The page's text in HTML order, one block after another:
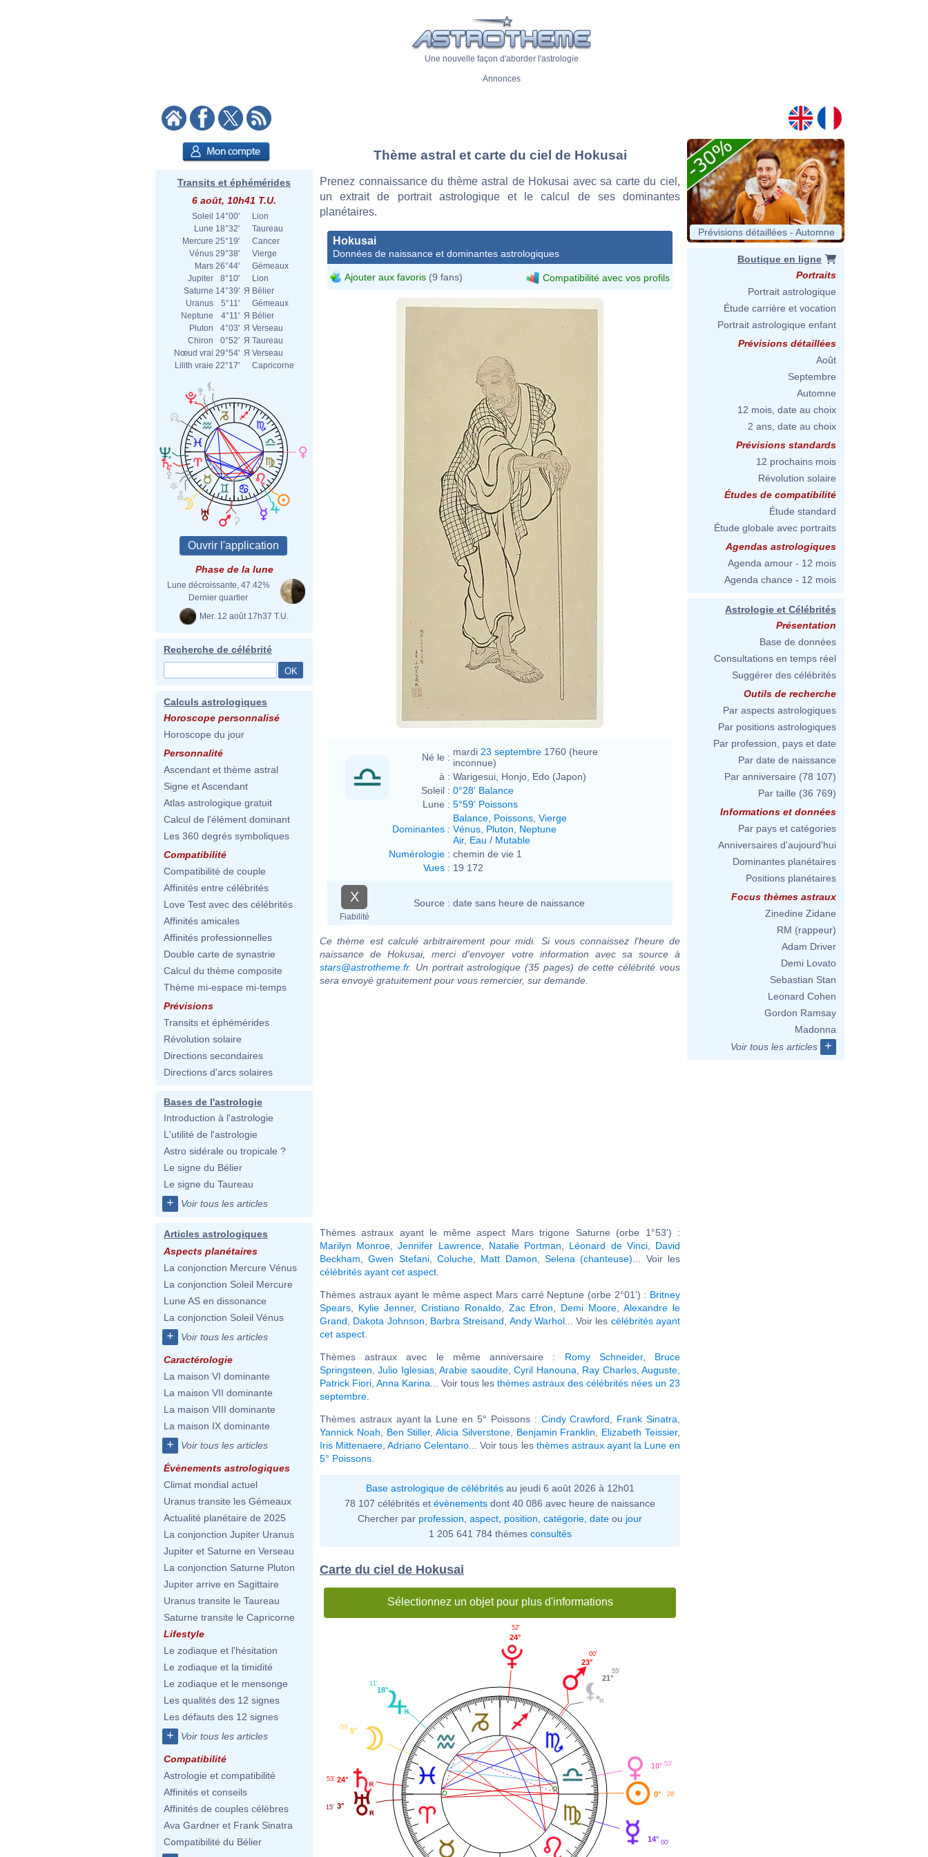
Une nouvelle façon d'aborder l'astrologie
Annonces
Transits et éphémérides
6 août, 10h41 T.U.
Soleil 14°00'
Lion
Lune 18°32'
Taureau
Mercure 25°19'
Cancer
Vénus 29°38'
Vierge
Mars 26°44'
Gémeaux
Jupiter
8°10'
Lion
Saturne 14°39' Я Bélier
Uranus
5°11'
Gémeaux
Neptune
4°11' Я Bélier
Pluton
4°03' Я Verseau
Chiron
0°52' Я Taureau
Nœud vrai 29°54' Я Verseau
Lilith vraie 22°17' Capricorne
Phase de la lune
Lune décroissante, 47.42%
Dernier quartier
Mer. 12 août 17h37 T.U.
Recherche de célébrité
Calculs astrologiques
Horoscope personnalisé
Horoscope du jour
Personnalité
Ascendant et thème astral
Signe et Ascendant
Atlas astrologique gratuit
Calcul de l'élément dominant
Les 360 degrés symboliques
Compatibilité
Compatibilité de couple
Affinités entre célébrités
Love Test avec des célébrités
Affinités amicales
Affinités professionnelles
Double carte de synastrie
Calcul du thème composite
Thème mi-espace mi-temps
Prévisions
Transits et éphémérides
Révolution solaire
Directions secondaires
Directions d'arcs solaires
Bases de l'astrologie
Introduction à l'astrologie
L'utilité de l'astrologie
Astro sidérale ou tropicale ?
Le signe du Bélier
Le signe du Taureau
+ Voir tous les articles
Articles astrologiques
Aspects planétaires
La conjonction Mercure Vénus
La conjonction Soleil Mercure
Lune AS en dissonance
La conjonction Soleil Vénus
+ Voir tous les articles
Caractérologie
La maison VI dominante
La maison VII dominante
La maison VIII dominante
La maison IX dominante
+ Voir tous les articles
Évènements astrologiques
Climat mondial actuel
Uranus transite les Gémeaux
Actualité planétaire de 2025
La conjonction Jupiter Uranus
Jupiter et Saturne en Verseau
La conjonction Saturne Pluton
Jupiter arrive en Sagittaire
Uranus transite le Taureau
Saturne transite le Capricorne
Lifestyle
Le zodiaque et l'hésitation
Le zodiaque et la timidité
Le zodiaque et le mensonge
Les qualités des 12 signes
Les défauts des 12 signes
+ Voir tous les articles
Compatibilité
Astrologie et compatibilité
Affinités et conseils
Affinités de couples célèbres
Ava Gardner et Frank Sinatra
Compatibilité du Bélier
Thème astral et carte du ciel de Hokusai
Prenez connaissance du thème astral de Hokusai avec sa carte du ciel,
un extrait de portrait astrologique et le calcul de ses dominantes
planétaires.
Hokusai
Données de naissance et dominantes astrologiques
Ajouter aux favoris (9 fans) Compatibilité avec vos profils
Né le : mardi 23 septembre 1760 (heure
inconnue)
à : Warigesui, Honjo, Edo (Japon)
Soleil : 0°28' Balance
Lune : 5°59' Poissons
Dominantes :
Balance Poissons Vierge
Vénus Pluton
Neptune
Air, Eau / Mutable
Numérologie : chemin de vie 1
Vues : 19 172
X
Fiabilité
Source : date sans heure de naissance
Ce thème est calculé arbitrairement pour midi. Si vous connaissez l'heure de
naissance de Hokusai, merci d'envoyer votre information avec sa source à
stars@astrotheme.fr. Un portrait astrologique (35 pages) de cette célébrité vous
sera envoyé gratuitement pour vous remercier, sur demande.
Thèmes astraux ayant le même aspect Mars trigone Saturne (orbe 1°53') :
Marilyn Monroe ,Jennifer Lawrence, Natalie Portman Léonard de Vinci, David
Beckham ,Gwen Stefani,Coluche Matt Damon ,Selena (chanteuse) ... Voir les
célébrités ayant cet aspect
Thèmes astraux ayant le même aspect Mars carré Neptune (orbe 2°01') : Britney
Spears
Kylie Jenner, Cristiano Ronaldo, Zac Efron Demi Moore ,Alexandre le
Grand
Dakota Johnson Barbra Streisand Andy Warhol... Voir les célébrités ayant
cet aspect
Thèmes astraux avec le même anniversaire : Romy Schneider, Bruce
Springsteen ,Julio Iglesias,Arabie saoudite,Cyril Hanouna Ray Charles,Auguste
Patrick Fiori Anna Karina ... Voir tous les thèmes astraux des célébrités nées un 23
septembre
Thèmes astraux ayant la Lune en 5° Poissons : Cindy Crawford Frank Sinatra
Yannick Noah
Ben Stiller,Alicia Silverstone, Benjamin Franklin Elizabeth Teissier,
Iris Mittenaere ,Adriano Celentano ... Voir tous les thèmes astraux ayant la Lune en
5° Poissons
Base astrologique de célébritésau jeudi 6 août 2026 à 12h01
78 107 célébrités et évènements dont 40 086 avec heure de naissance
Chercher par profession aspect position catégorie date ou jour
1 205 641 784 thèmes consultés
Carte du ciel de Hokusai
Sélectionnez un objet pour plus d'informations
0° 28'
10° 53'
21°
55'
23°
00'
24°
52'
18°
11'
5°
59'
24°
53'
3°
15'
14° 00'
Prévisions détaillées - Automne
Boutique en ligne
Portraits
Portrait astrologique
Étude carrière et vocation
Portrait astrologique enfant
Prévisions détaillées
Août
Septembre
Automne
12 mois, date au choix
2 ans, date au choix
Prévisions standards
12 prochains mois
Révolution solaire
Études de compatibilité
Étude standard
Étude globale avec portraits
Agendas astrologiques
Agenda amour - 12 mois
Agenda chance - 12 mois
Astrologie et Célébrités
Présentation
Base de données
Consultations en temps réel
Suggérer des célébrités
Outils de recherche
Par aspects astrologiques
Par positions astrologiques
Par profession, pays et date
Par date de naissance
Par anniversaire (78 107)
Par taille (36 769)
Informations et données
Par pays et catégories
Anniversaires d'aujourd'hui
Dominantes planétaires
Positions planétaires
Focus thèmes astraux
Zinedine Zidane
RM (rappeur)
Adam Driver
Demi Lovato
Sebastian Stan
Leonard Cohen
Gordon Ramsay
Madonna
Voir tous les articles
+